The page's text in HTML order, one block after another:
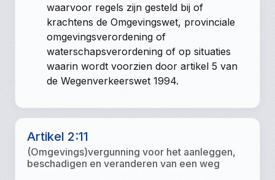
waarvoor regels zijn gesteld bij of
krachtens de Omgevingswet, provinciale
omgevingsverordening of
waterschapsverordening of op situaties
waarin wordt voorzien door artikel 5 van
de Wegenverkeerswet 1994.
Artikel 2:11
(Omgevings)vergunning voor het aanleggen,
beschadigen en veranderen van een weg